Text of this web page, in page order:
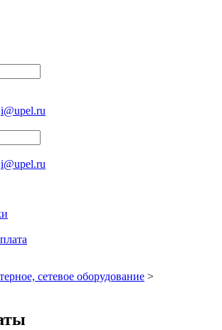
i@upel.ru
i@upel.ru
сетевое оборудование >